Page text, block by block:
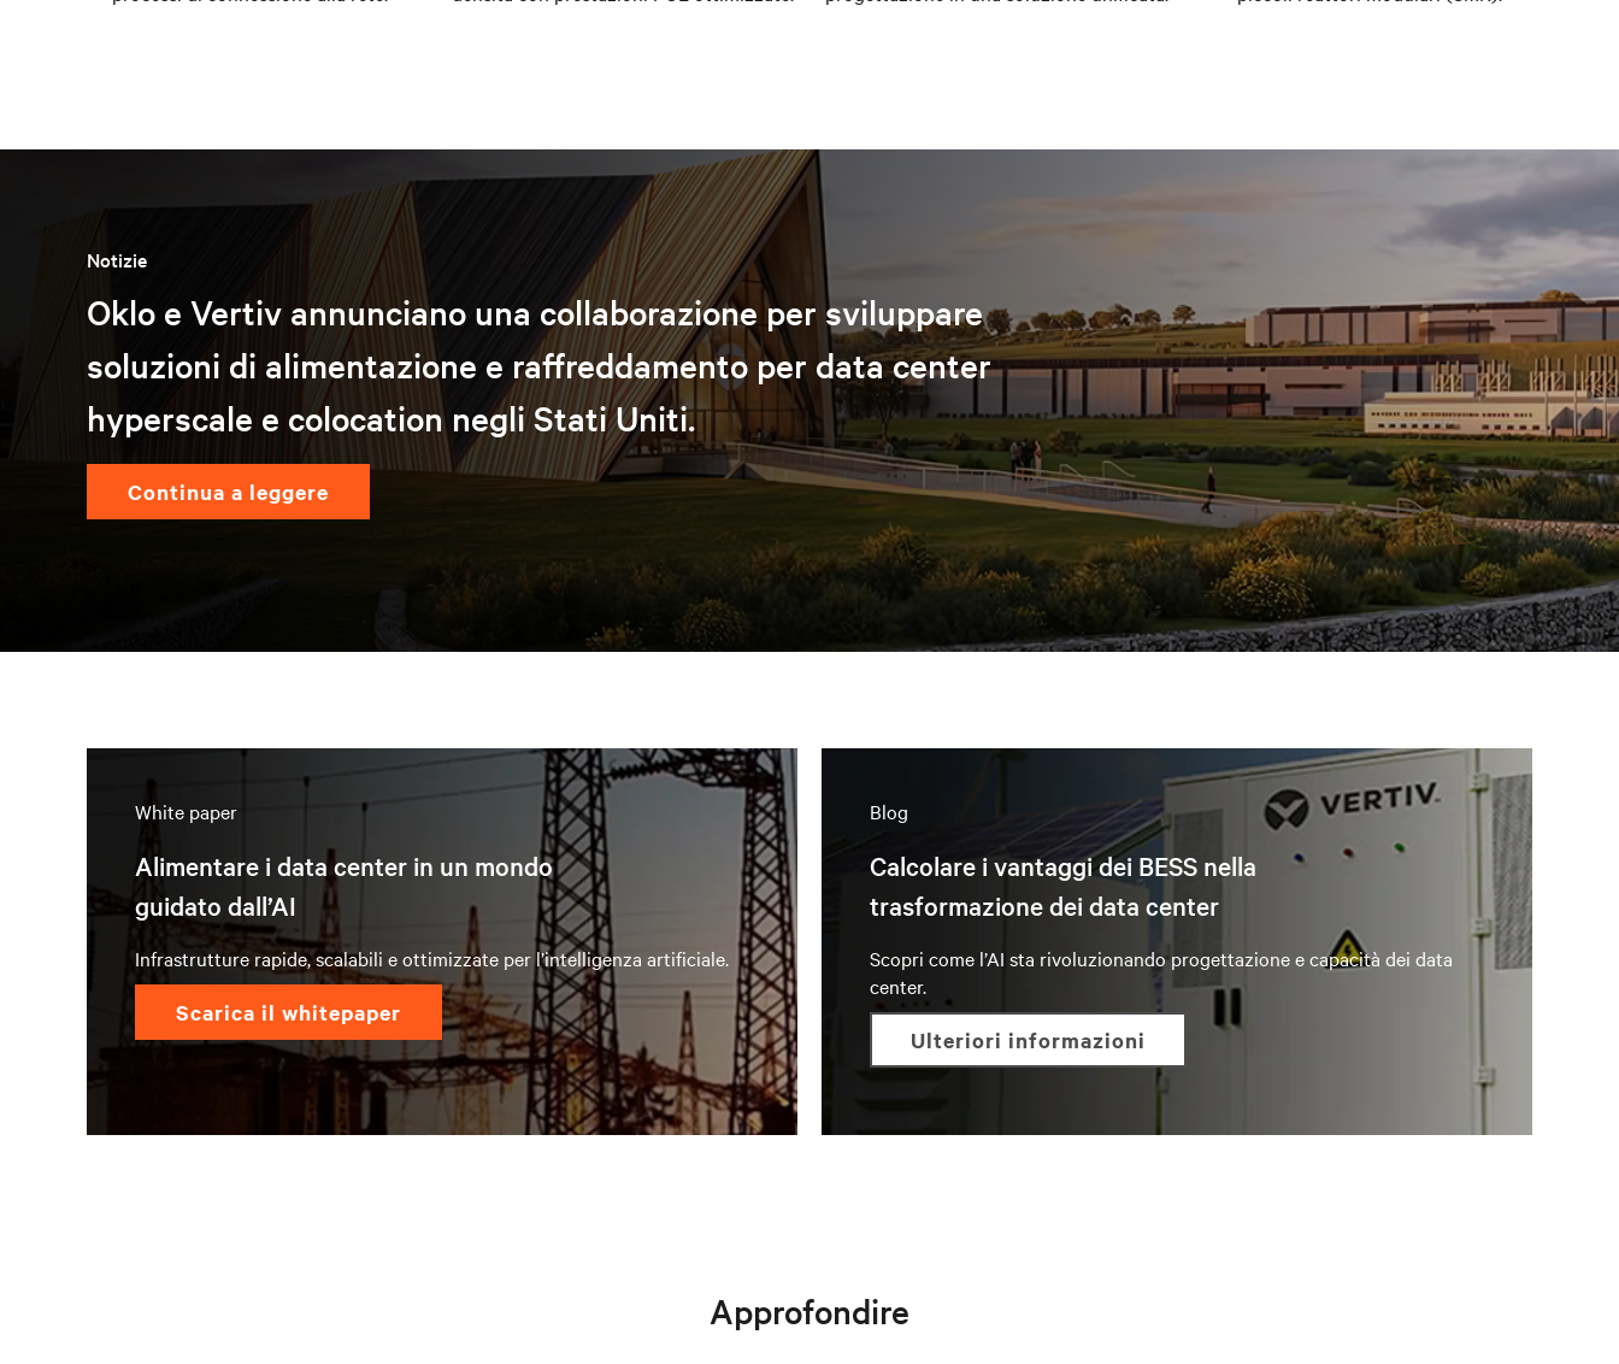
Notizie
Oklo e Vertiv annunciano una collaborazione per sviluppare
soluzioni di alimentazione e raffreddamento per data center
hyperscale e colocation negli Stati Uniti.
continua a leggere
White paper
Alimentare i data center in un mondo
guidato dall’AI
Infrastrutture rapide, scalabili e ottimizzate per l’intelligenza artificiale.
scarica il whitepaper
Blog
Calcolare i vantaggi dei BESS nella
trasformazione dei data center
Scopri come l’AI sta rivoluzionando progettazione e capacità dei data
center.
ulteriori informazioni
Approfondire